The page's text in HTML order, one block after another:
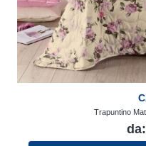
Trapuntino
da: